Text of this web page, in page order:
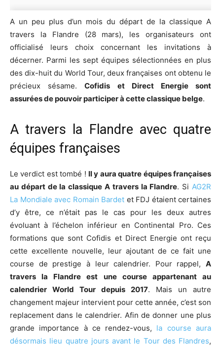
A un peu plus d’un mois du départ de la classique A
travers la Flandre (28 mars), les organisateurs ont
officialisé leurs choix concernant les invitations à
décerner. Parmi les sept équipes sélectionnées en plus
des dix-huit du World Tour, deux françaises ont obtenu le
précieux sésame.Cofidis et Direct Energie sont
assurées de pouvoir participer à cette classique belge.
A travers la Flandre avec quatre
équipes françaises
Le verdict est tombé ! Il y aura quatre équipes françaises
au départ de la classique A travers la Flandre. Si AG2R
La Mondiale avec Romain Bardet et FDJ étaient certaines
d’y être, ce n’était pas le cas pour les deux autres
évoluant à l’échelon inférieur en Continental Pro. Ces
formations que sont Cofidis et Direct Energie ont reçu
cette excellente nouvelle, leur ajoutant de ce fait une
course de prestige à leur calendrier. Pour rappel, A
travers la Flandre est une course appartenant au
calendrier World Tour depuis 2017. Mais un autre
changement majeur intervient pour cette année, c’est son
replacement dans le calendrier. Afin de donner une plus
grande importance à ce rendez-vous, la course aura
désormais lieu quatre jours avant le Tour des Flandres,